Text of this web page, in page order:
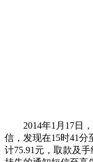
2014年1月17日，
信，发现在15时41分
计75.91元，取款及